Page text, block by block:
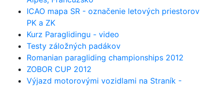
ICAO mapa SR - označenie letových priestorov
PK a ZK
Kurz Paraglidingu - video
Testy záložných padákov
Romanian paragliding championships 2012
ZOBOR CUP 2012
Výjazd motorovými vozidlami na Straník -